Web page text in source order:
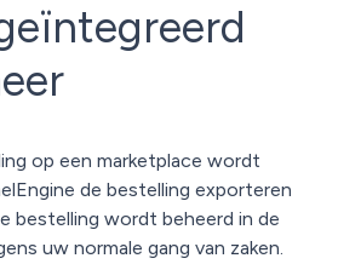
op een marketplace wordt
de bestelling exporteren
bestelling wordt beheerd in de
uw normale gang van zaken.